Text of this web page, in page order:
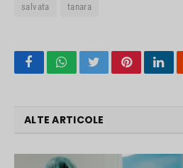
salvata tanara
FacebookWhatsApp
TwitterPinterest
ALTE ARTICOLE